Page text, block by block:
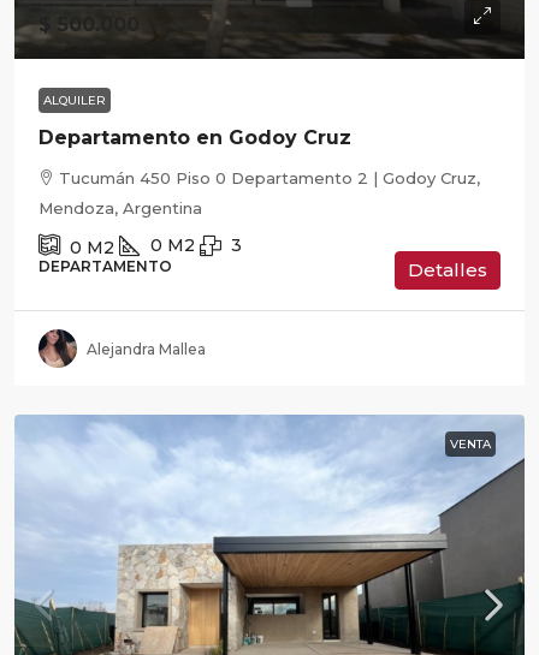
$ 500.000
ALQUILER
Departamento en Godoy Cruz
Tucumán 450 Piso 0 Departamento 2 | Godoy Cruz,
Mendoza, Argentina
0 M2 0 M2 3
DEPARTAMENTO Detalles
Alejandra Mallea
VENTA